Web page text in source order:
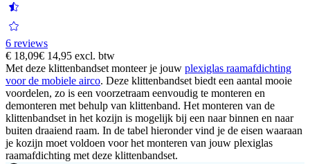
6 reviews
€ 18,09€ 14,95 excl. btw
Met deze klittenbandset monteer je jouw plexiglas raamafdichting
voor de mobiele airco. Deze klittenbandset biedt een aantal mooie
voordelen, zo is een voorzetraam eenvoudig te monteren en
demonteren met behulp van klittenband. Het monteren van de
klittenbandset in het kozijn is mogelijk bij een naar binnen en naar
buiten draaiend raam. In de tabel hieronder vind je de eisen waaraan
je kozijn moet voldoen voor het monteren van jouw plexiglas
raamafdichting met deze klittenbandset.